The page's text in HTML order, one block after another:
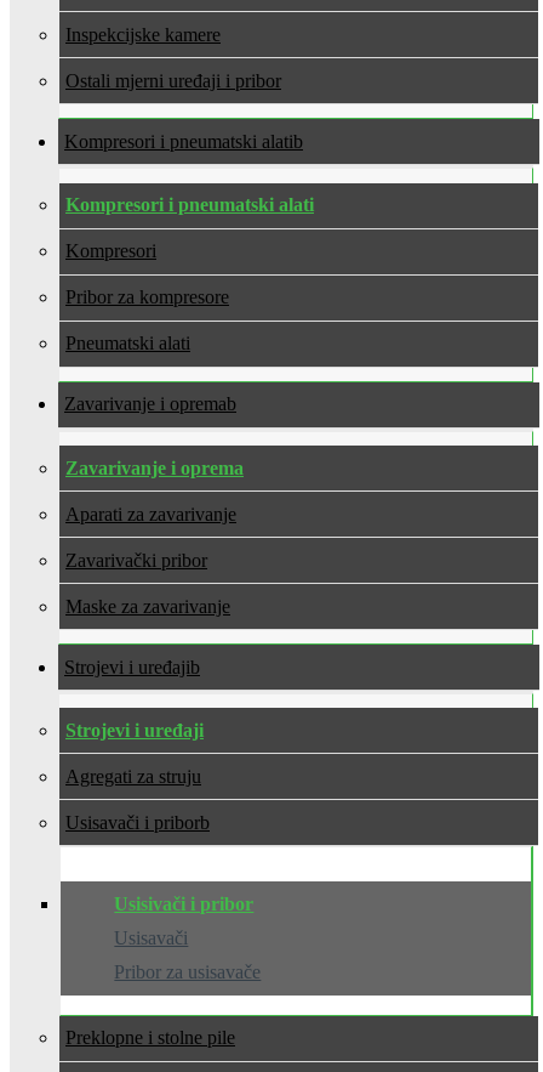
Inspekcijske kamere
Ostali mjerni uređaji i pribor
Kompresori i pneumatski alati
Kompresori i pneumatski alati
Kompresori
Pribor za kompresore
Pneumatski alati
Zavarivanje i oprema
Zavarivanje i oprema
Aparati za zavarivanje
Zavarivački pribor
Maske za zavarivanje
Strojevi i uređaji
Strojevi i uređaji
Agregati za struju
Usisavači i pribor
Usisivači i pribor
Usisavači
Pribor za usisavače
Preklopne i stolne pile